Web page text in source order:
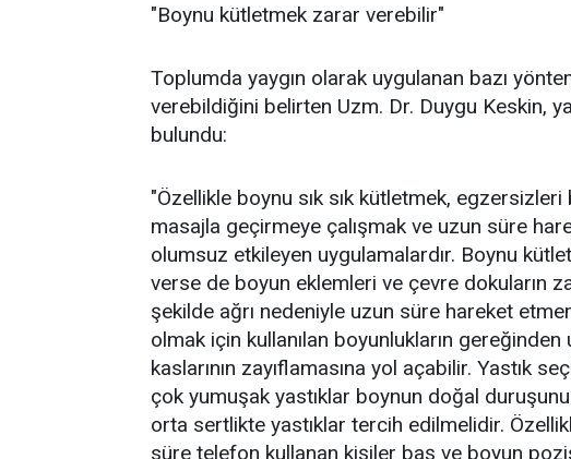
"Boynu kütletmek zarar verebilir"
Toplumda yaygın olarak uygulanan bazı
verebildiğini belirten Uzm. Dr. Duygu Keskin,
bulundu:
"Özellikle boynu sık sık kütletmek,
masajla geçirmeye çalışmak ve uzun süre
olumsuz etkileyen uygulamalardır. Boynu
verse de boyun eklemleri ve çevre dokuların
şekilde ağrı nedeniyle uzun süre hareket
olmak için kullanılan boyunlukların gereğinden
kaslarının zayıflamasına yol açabilir. Yastık
çok yumuşak yastıklar boynun doğal
orta sertlikte yastıklar tercih edilmelidir.
süre telefon kullanan kişiler baş ve boyun